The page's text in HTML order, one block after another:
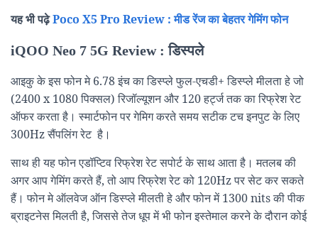
यह भी पढ़ेPoco X5 Pro Review : मीड रेंज का बेहतर गेमिंग फोन
iQOO Neo 7 5G Review : डिस्पले
आइकु के इस फोन मे 6.78 इंच का डिस्प्ले फुल-एचडी+ डिस्प्ले मीलता हे जो
(2400 x 1080 पिक्सल) रिजॉल्यूशन और 120 हर्ट्ज तक का रिफ्रेश रेट
ऑफर करता है। स्मार्टफोन पर गेमिग करते समय सटीक टच इनपुट के लिए
300Hz सैंपलिंग रेट है।
साथ ही यह फोन एडॉप्टिव रिफ्रेश रेट सपोर्ट के साथ आता है। मतलब की
अगर आप गेमिंग करते हैं, तो आप रिफ्रेश रेट को 120Hz पर सेट कर सकते
हैं। फोन मे ऑलवेज ऑन डिस्प्ले मीलती हे और फोन में 1300 nits की पीक
ब्राइटनेस मिलती है, जिससे तेज धूप में भी फोन इस्तेमाल करने के दौरान कोई